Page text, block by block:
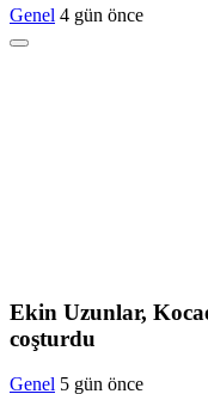
Genel 4 gün önce
Ekin Uzunlar,
coşturdu
Genel 5 gün önce